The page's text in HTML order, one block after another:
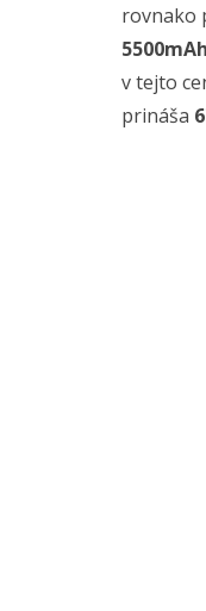
rovnako
5500mAh
v tejto
prináša